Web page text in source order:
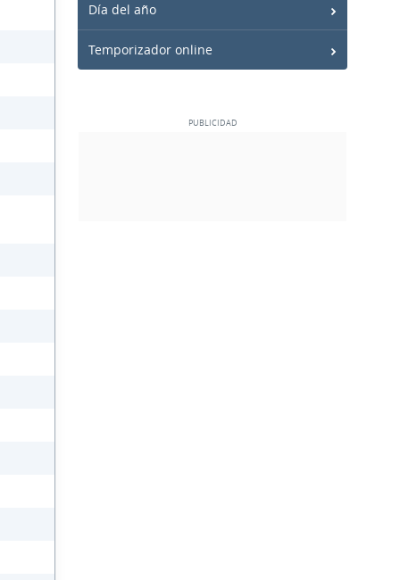
Día del año
Temporizador online